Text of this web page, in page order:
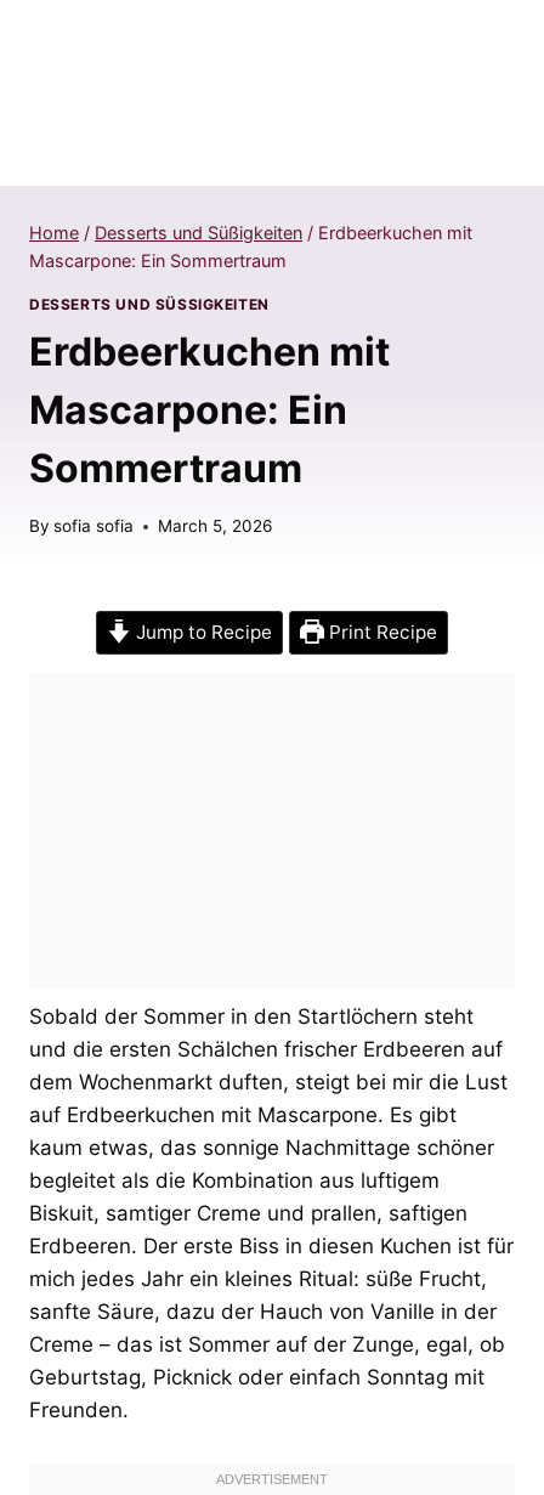
Home / Desserts und Süßigkeiten / Erdbeerkuchen mit
Mascarpone: Ein Sommertraum
DESSERTS UND SÜSSIGKEITEN
Erdbeerkuchen mit
Mascarpone: Ein
Sommertraum
By sofia sofia March 5, 2026
Jump to Recipe Print Recipe
Sobald der Sommer in den Startlöchern steht
und die ersten Schälchen frischer Erdbeeren auf
dem Wochenmarkt duften, steigt bei mir die Lust
auf Erdbeerkuchen mit Mascarpone. Es gibt
kaum etwas, das sonnige Nachmittage schöner
begleitet als die Kombination aus luftigem
Biskuit, samtiger Creme und prallen, saftigen
Erdbeeren. Der erste Biss in diesen Kuchen ist für
mich jedes Jahr ein kleines Ritual: süße Frucht,
sanfte Säure, dazu der Hauch von Vanille in der
Creme – das ist Sommer auf der Zunge, egal, ob
Geburtstag, Picknick oder einfach Sonntag mit
Freunden.